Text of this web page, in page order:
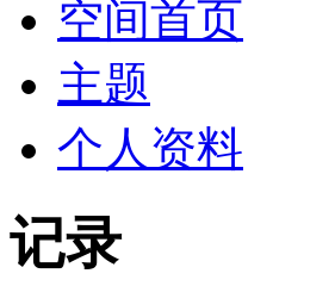
空间首页
主题
个人资料
记录